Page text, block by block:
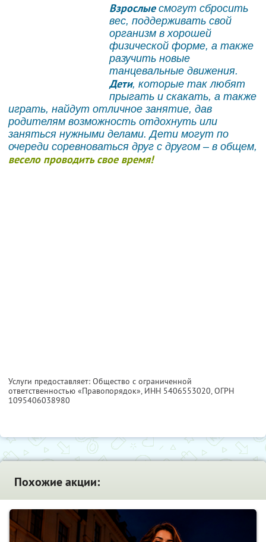
Взрослыесмогут сбросить
вес, поддерживать свой
организм в хорошей
физической форме, а также
разучить новые
танцевальные движения.
Дети, которые так любят
прыгать и скакать, а также
играть, найдут отличное занятие, дав
родителям возможность отдохнуть или
заняться нужными делами. Дети могут по
очереди соревноваться друг с другом – в общем,
весело проводить свое время!
Услуги предоставляет: Общество с ограниченной
ответственностью «Правопорядок», ИНН 5406553020, ОГРН
1095406038980
Похожие акции: